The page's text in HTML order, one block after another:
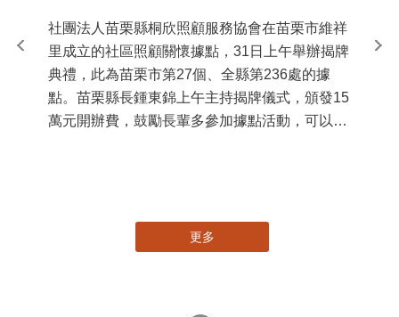
社團法人苗栗縣桐欣照顧服務協會在苗栗市維祥
里成立的社區照顧關懷據點，31日上午舉辦揭牌
典禮，此為苗栗市第27個、全縣第236處的據
點。苗栗縣長鍾東錦上午主持揭牌儀式，頒發15
萬元開辦費，鼓勵長輩多參加據點活動，可以更
苗
更多